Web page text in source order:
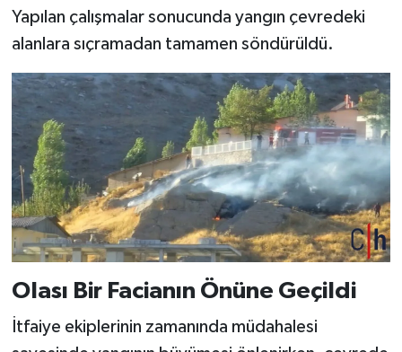
Yapılan çalışmalar sonucunda yangın çevredeki
alanlara sıçramadan tamamen söndürüldü.
Olası Bir Facianın Önüne Geçildi
İtfaiye ekiplerinin zamanında müdahalesi